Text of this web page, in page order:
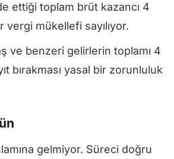
ettiği toplam brüt kazancı 4
mükellefi sayılıyor.
ve benzeri gelirlerin toplamı 4
bırakması yasal bir zorunluluk
gelmiyor. Süreci doğru